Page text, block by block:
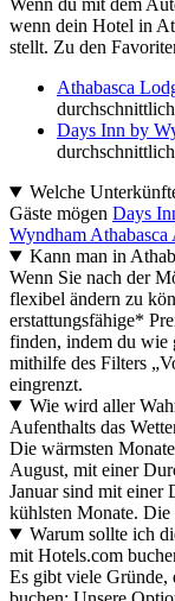
Wenn du mit dem
wenn dein Hotel in
stellt. Zu den
Athabasca
Days Inn by
Welche
Gäste mögen Days
Wyndham Athabasca
Kann man in
Wenn Sie nach der
flexibel ändern zu
erstattungsfähige*
finden, indem du wie
mithilfe des Filters
eingrenzt.
Wie wird aller
Aufenthalts das
Die wärmsten
August, mit einer
Januar sind mit einer
kühlsten Monate. Die
Warum sollte ich
mit Hotels.com
Es gibt viele Gründe,